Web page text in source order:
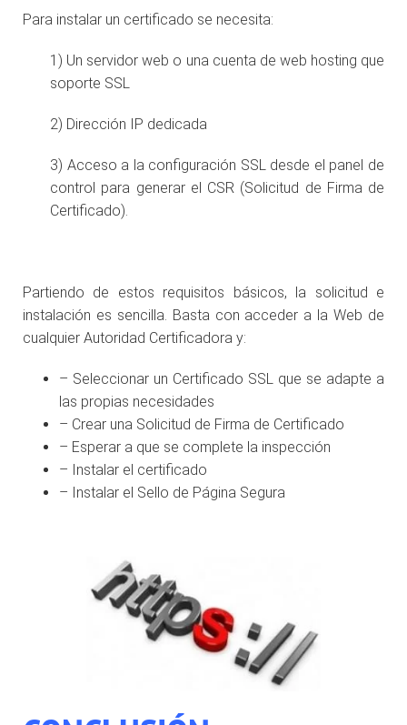
Para instalar un certificado se necesita:
1) Un servidor web o una cuenta de web hosting que
soporte SSL
2) Dirección IP dedicada
3) Acceso a la configuración SSL desde el panel de
control para generar el CSR (Solicitud de Firma de
Certificado).
Partiendo de estos requisitos básicos, la solicitud e
instalación es sencilla. Basta con acceder a la Web de
cualquier Autoridad Certificadora y:
– Seleccionar un Certificado SSL que se adapte a
las propias necesidades
– Crear una Solicitud de Firma de Certificado
– Esperar a que se complete la inspección
– Instalar el certificado
– Instalar el Sello de Página Segura